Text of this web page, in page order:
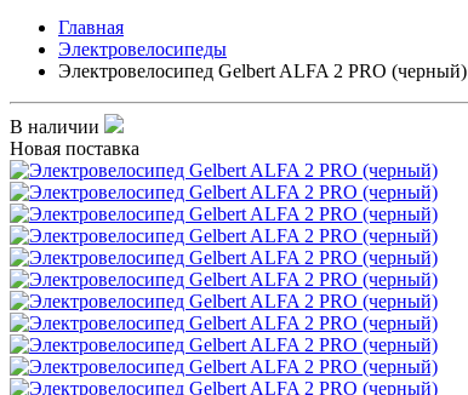
Главная
Электровелосипеды
Электровелосипед Gelbert ALFA 2 PRO (черный)
В наличии
Новая поставка